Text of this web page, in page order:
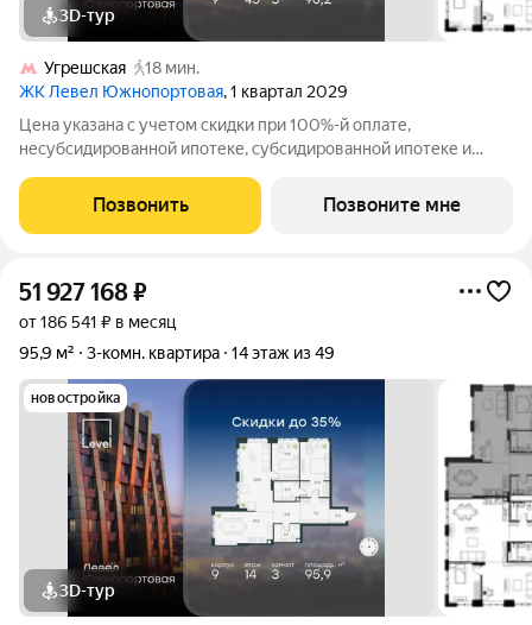
3D-тур
Угрешская
18 мин.
ЖК Левел Южнопортовая, 1 квартал 2029
Цена указана с учетом скидки при 100%-й оплате,
несубсидированной ипотеке, субсидированной ипотеке и
личном кабинете до обращения за консультацией. В северной
части района Печатники
Позвонить Позвоните мне
51 927 168₽
от 186 541 ₽ в месяц
95,9 м²
3-комн. квартира 14 этаж из 49
новостройка
3D-тур